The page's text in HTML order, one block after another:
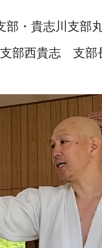
部・貴志川支部
部西貴志 支部